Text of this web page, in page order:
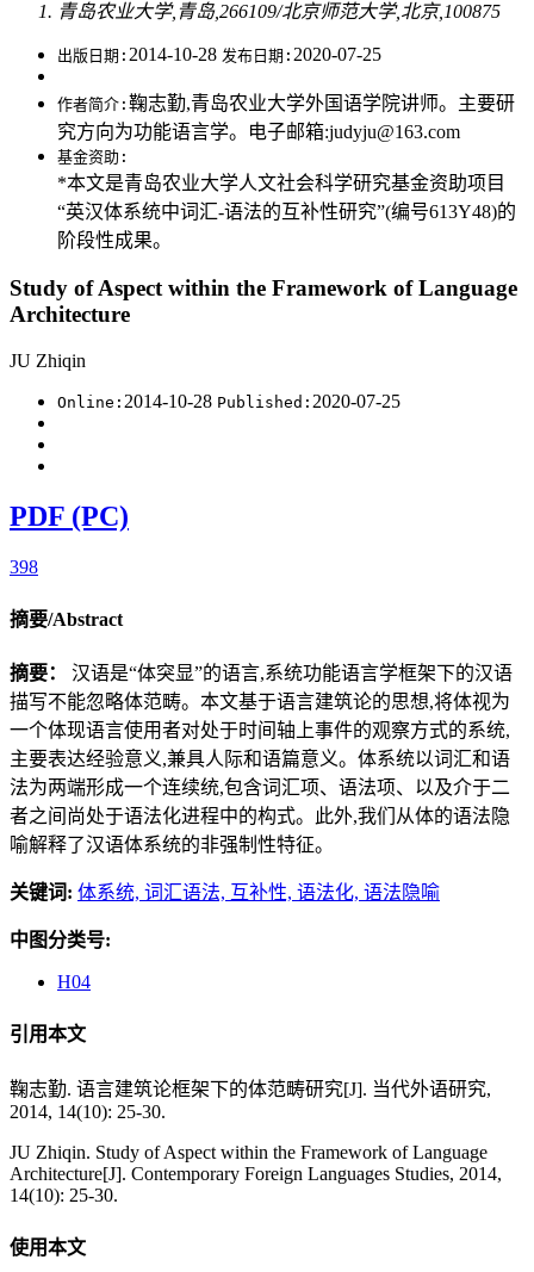
青岛农业大学,青岛,266109/北京师范大学,北京,100875
出版日期: 2014-10-28 发布日期: 2020-07-25
作者简介: 鞠志勤,青岛农业大学外国语学院讲师。主要研
究方向为功能语言学。电子邮箱:judyju@163.com
基金资助:
*本文是青岛农业大学人文社会科学研究基金资助项目
“英汉体系统中词汇-语法的互补性研究”(编号613Y48)的
阶段性成果。
Study of Aspect within the Framework of Language
Architecture
JU Zhiqin
Online: 2014-10-28 Published: 2020-07-25
PDF (PC)
398
摘要/Abstract
摘要： 汉语是“体突显”的语言,系统功能语言学框架下的汉语
描写不能忽略体范畴。本文基于语言建筑论的思想,将体视为
一个体现语言使用者对处于时间轴上事件的观察方式的系统,
主要表达经验意义,兼具人际和语篇意义。体系统以词汇和语
法为两端形成一个连续统,包含词汇项、语法项、以及介于二
者之间尚处于语法化进程中的构式。此外,我们从体的语法隐
喻解释了汉语体系统的非强制性特征。
关键词: 体系统, 词汇语法, 互补性, 语法化, 语法隐喻
中图分类号:
H04
引用本文
鞠志勤. 语言建筑论框架下的体范畴研究[J]. 当代外语研究,
2014, 14(10): 25-30.
JU Zhiqin. Study of Aspect within the Framework of Language
Architecture[J]. Contemporary Foreign Languages Studies, 2014,
14(10): 25-30.
使用本文